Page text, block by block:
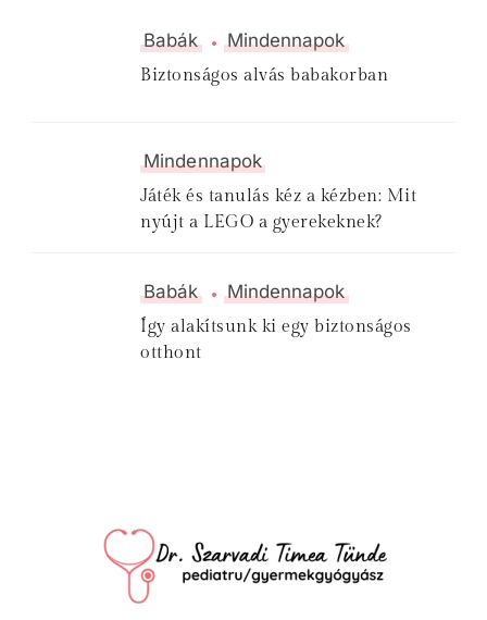
Babák Mindennapok
Biztonságos alvás babakorban
Mindennapok
Játék és tanulás kéz a kézben: Mit
nyújt a LEGO a gyerekeknek?
Babák Mindennapok
Így alakítsunk ki egy biztonságos
otthont